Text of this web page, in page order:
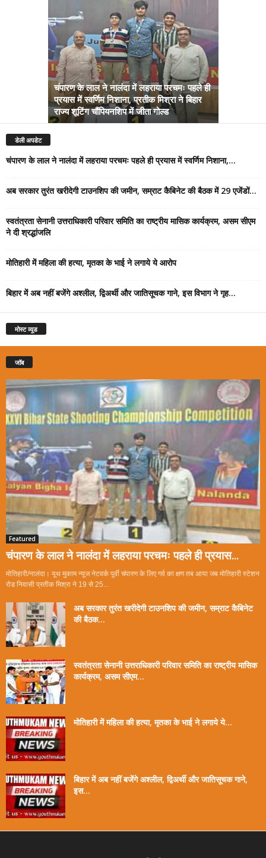
चंपारण के लाल ने नालंदा में लहराया परचमः पहले ही
प्रयास में स्वर्णिम निशाना, प्रतीक मिश्रा ने बिहार
राज्य शूटिंग चौंपियनशिप में जीता गोल्ड
डेली अपडेट
चंपारण के लाल ने नालंदा में लहराया परचमः पहले ही प्रयास में स्वर्णिम निशाना,...
अब सरकार तुरंत खरीदेगी टाउनशिप की जमीन, सम्राट कैबिनेट की बैठक में 29 एजेंडों...
स्वतंत्रता सेनानी उत्तराधिकारी परिवार समिति का राष्ट्रीय मासिक कार्यक्रम, असम सीएम
ने दी श्रद्धांजलि
मोतिहारी में महिला की हत्या, मृतका के भाई ने लगाये ये आरोप
बिहार में अब नहीं बजेंगे अश्लील, द्विअर्थी और जातिसूचक गाने, इस विभाग ने गृह...
मोस्ट व्यूड
जॉब
Featured
चंपारण के लाल ने नालंदा में लहराया परचमः पहले ही प्रयास...
मोतिहारी/नालंदा। यूथ मुकाम न्यूज नेटवर्क पूर्वी चंपारण के लिए गर्व का क्षण तब आया जब मोतिहारी स्टेशन
रोड निवासी प्रतीक मिश्रा ने 19 से 25...
अब सरकार तुरंत खरीदेगी टाउनशिप की जमीन, सम्राट कैबिनेट
की बैठक...
स्वतंत्रता सेनानी उत्तराधिकारी परिवार समिति का राष्ट्रीय मासिक
कार्यक्रम, असम सीएम...
मोतिहारी में महिला की हत्या, मृतका के भाई ने लगाये ये...
बिहार में अब नहीं बजेंगे अश्लील, द्विअर्थी और जातिसूचक गाने,
इस...